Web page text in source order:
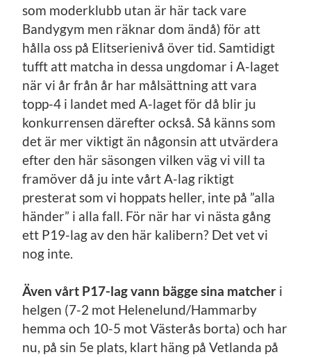
som moderklubb utan är här tack vare
Bandygym men räknar dom ändå) för att
hålla oss på Elitserienivå över tid. Samtidigt
tufft att matcha in dessa ungdomar i A-laget
när vi år från år har målsättning att vara
topp-4 i landet med A-laget för då blir ju
konkurrensen därefter också. Så känns som
det är mer viktigt än någonsin att utvärdera
efter den här säsongen vilken väg vi vill ta
framöver då ju inte vårt A-lag riktigt
presterat som vi hoppats heller, inte på ”alla
händer” i alla fall. För när har vi nästa gång
ett P19-lag av den här kalibern? Det vet vi
nog inte.
Även vårt P17-lag vann bägge sina matcher i
helgen (7-2 mot Helenelund/Hammarby
hemma och 10-5 mot Västerås borta) och har
nu, på sin 5e plats, klart häng på Vetlanda på